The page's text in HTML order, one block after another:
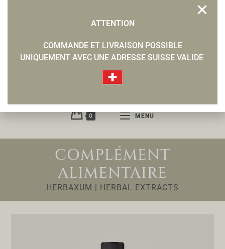
0 MENU
COMPLÉMENT
ALIMENTAIRE
HERBAXUM | HERBAL EXTRACTS
ATTENTION
COMMANDE ET LIVRAISON POSSIBLE
UNIQUEMENT AVEC UNE ADRESSE SUISSE VALIDE